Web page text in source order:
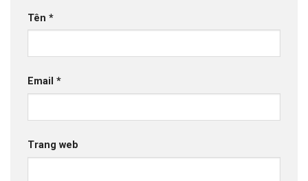
Tên *
Email *
Trang web